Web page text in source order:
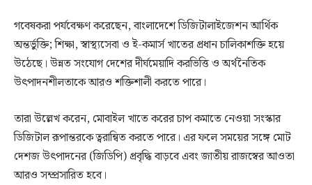
গবেষকরা পর্যবেক্ষণ করেছেন, বাংলাদেশে ডিজিটালাইজেশন আর্থিক
অন্তর্ভুক্তি; শিক্ষা, স্বাস্থ্যসেবা ও ই-কমার্স খাতের প্রধান চালিকাশক্তি হয়ে
উঠেছে। উন্নত সংযোগ দেশের দীর্ঘমেয়াদি করভিত্তি ও অর্থনৈতিক
উৎপাদনশীলতাকে আরও শক্তিশালী করতে পারে।
তারা উল্লেখ করেন, মোবাইল খাতে করের চাপ কমাতে নেওয়া সংস্কার
ডিজিটাল রূপান্তরকে ত্বরান্বিত করতে পারে। এর ফলে সময়ের সঙ্গে মোট
দেশজ উৎপাদনের (জিডিপি) প্রবৃদ্ধি বাড়বে এবং জাতীয় রাজস্বের আওতা
আরও সম্প্রসারিত হবে।